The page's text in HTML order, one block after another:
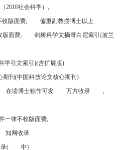
2018社会科学）,
版面费,
偏重副教授博士以上
版面费,
剑桥科学文摘哥白尼索引(波兰
学引文索引)(含扩展版)
期刊(中国科技论文核心期刊)
在读博士独作可发 万方收录
,
一律不收版面费,
知网收录
(
中)